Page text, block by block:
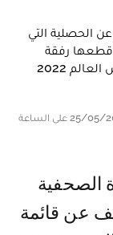
الحصلية التي
قطعها رفقة
اللاعبين من أجل كسب بطاقة التأهل إلى كأس العالم 2022
في 25/05/2022 على الساعة 13:48, تحديث بتاريخ 25/05/2022 على الساعة
عن قائمة